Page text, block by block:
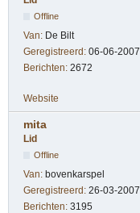
Offline
Van: De Bilt
Geregistreerd: 06-06-2007
Berichten: 2672
Website
mita
Lid
Offline
Van: bovenkarspel
Geregistreerd: 26-03-2007
Berichten: 3195